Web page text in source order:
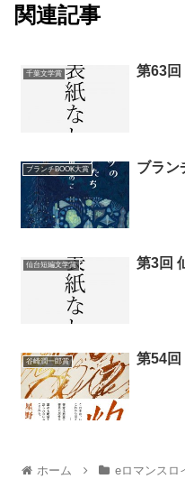
関連記事
千葉文学賞 第63回
ブランチBOOK大賞 ブラン
仙台短編文学賞 第3回
谷崎潤一郎賞 第54回
ホーム eロマンスロ